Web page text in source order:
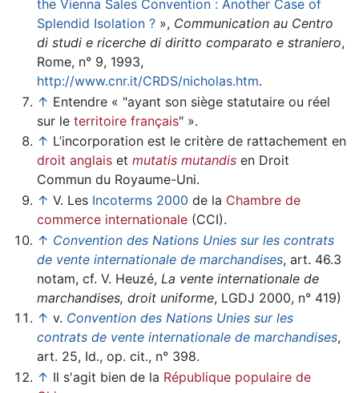
the Vienna Sales Convention : Another Case of
Splendid Isolation ?», Communication au Centro
di studi e ricerche di diritto comparato e straniero,
Rome, n° 9, 1993,
http://www.cnr.it/CRDS/nicholas.htm.
↑ Entendre « "ayant son siège statutaire ou réel
sur le territoire français" ».
↑ L’incorporation est le critère de rattachement en
droit anglaiset mutatis mutandisen Droit
Commun du Royaume-Uni.
↑ V. Les Incoterms 2000 de la Chambre de
commerce internationale(CCI).
↑ Convention des Nations Unies sur les contrats
de vente internationale de marchandises, art. 46.3
notam, cf. V. Heuzé, La vente internationale de
marchandises, droit uniforme, LGDJ 2000, n° 419)
↑ v. Convention des Nations Unies sur les
contrats de vente internationale de marchandises,
art. 25, Id., op. cit., n° 398.
↑ Il s'agit bien de la République populaire de